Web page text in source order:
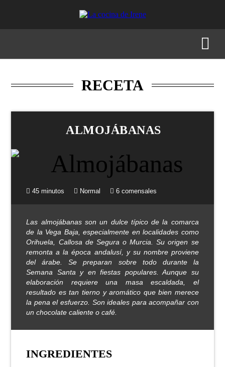
RECETA
ALMOJÁBANAS
45 minutos Normal 6 comensales
Las almojábanas son un dulce típico de la comarca
de la Vega Baja, especialmente en localidades como
Orihuela, Callosa de Segura o Murcia. Su origen se
remonta a la época andalusí, y su nombre proviene
del árabe. Se preparan sobre todo durante la
Semana Santa y en fiestas populares. Aunque su
elaboración requiere una masa escaldada, el
resultado es tan tierno y aromático que bien merece
la pena el esfuerzo. Son ideales para acompañar con
un chocolate caliente o café.
INGREDIENTES